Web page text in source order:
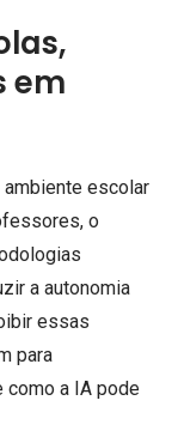
em
escolar
o
a autonomia
essas
para
como a IA pode